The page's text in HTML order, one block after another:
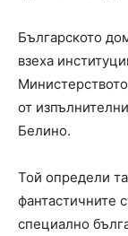
Българското
взеха
от
Белино.
Той определи
фантастичните